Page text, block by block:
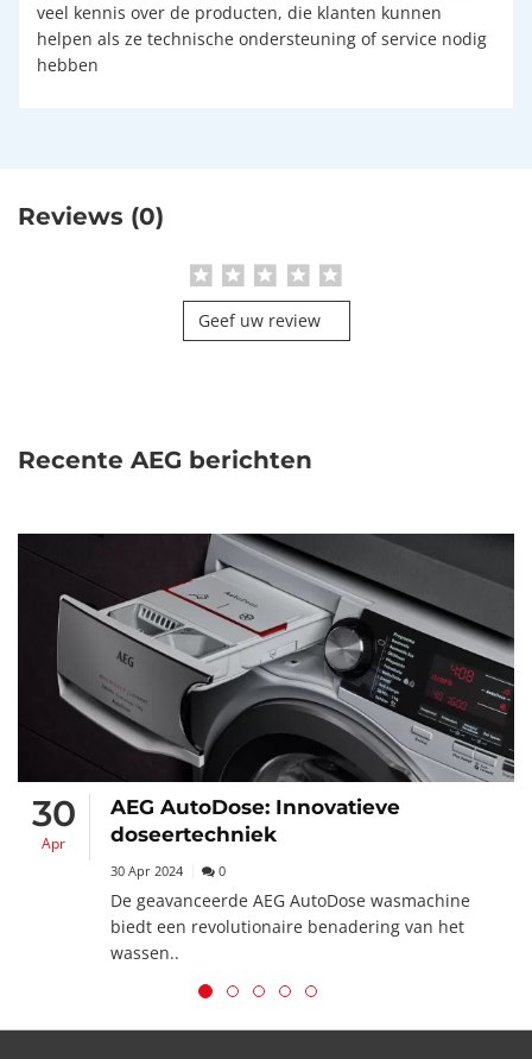
veel kennis over de producten, die klanten kunnen
helpen als ze technische ondersteuning of service nodig
hebben
Reviews (0)
Geef uw review
Recente AEG berichten
30
Apr
AEG AutoDose: Innovatieve
doseertechniek
30 Apr 2024 0
De geavanceerde AEG AutoDose wasmachine
biedt een revolutionaire benadering van het
wassen..